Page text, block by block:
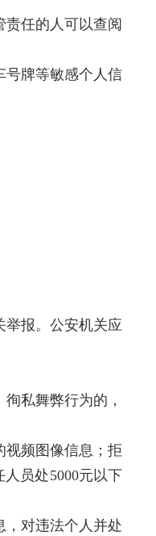
任的人可以查阅
牌等敏感个人信
举报。公安机关应
私舞弊行为的，
频图像信息；拒
员处5000元以下
对违法个人并处